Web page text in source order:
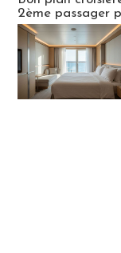
2ème passager